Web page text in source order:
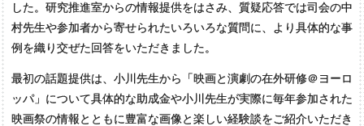
した。研究推進室からの情報提供をはさみ、質疑応答では司会の中
村先生や参加者から寄せられたいろいろな質問に、より具体的な事
例を織り交ぜた回答をいただきました。
最初の話題提供は、小川先生から「映画と演劇の在外研修＠ヨーロ
ッパ」について具体的な助成金や小川先生が実際に毎年参加された
映画祭の情報とともに豊富な画像と楽しい経験談をご紹介いただき